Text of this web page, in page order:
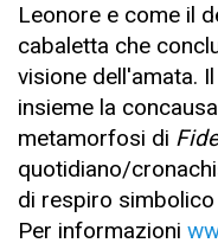
Leonore e come il
cabaletta che
visione dell'amata.
insieme la
metamorfosi di
quotidiano/
di respiro
Per informazioni